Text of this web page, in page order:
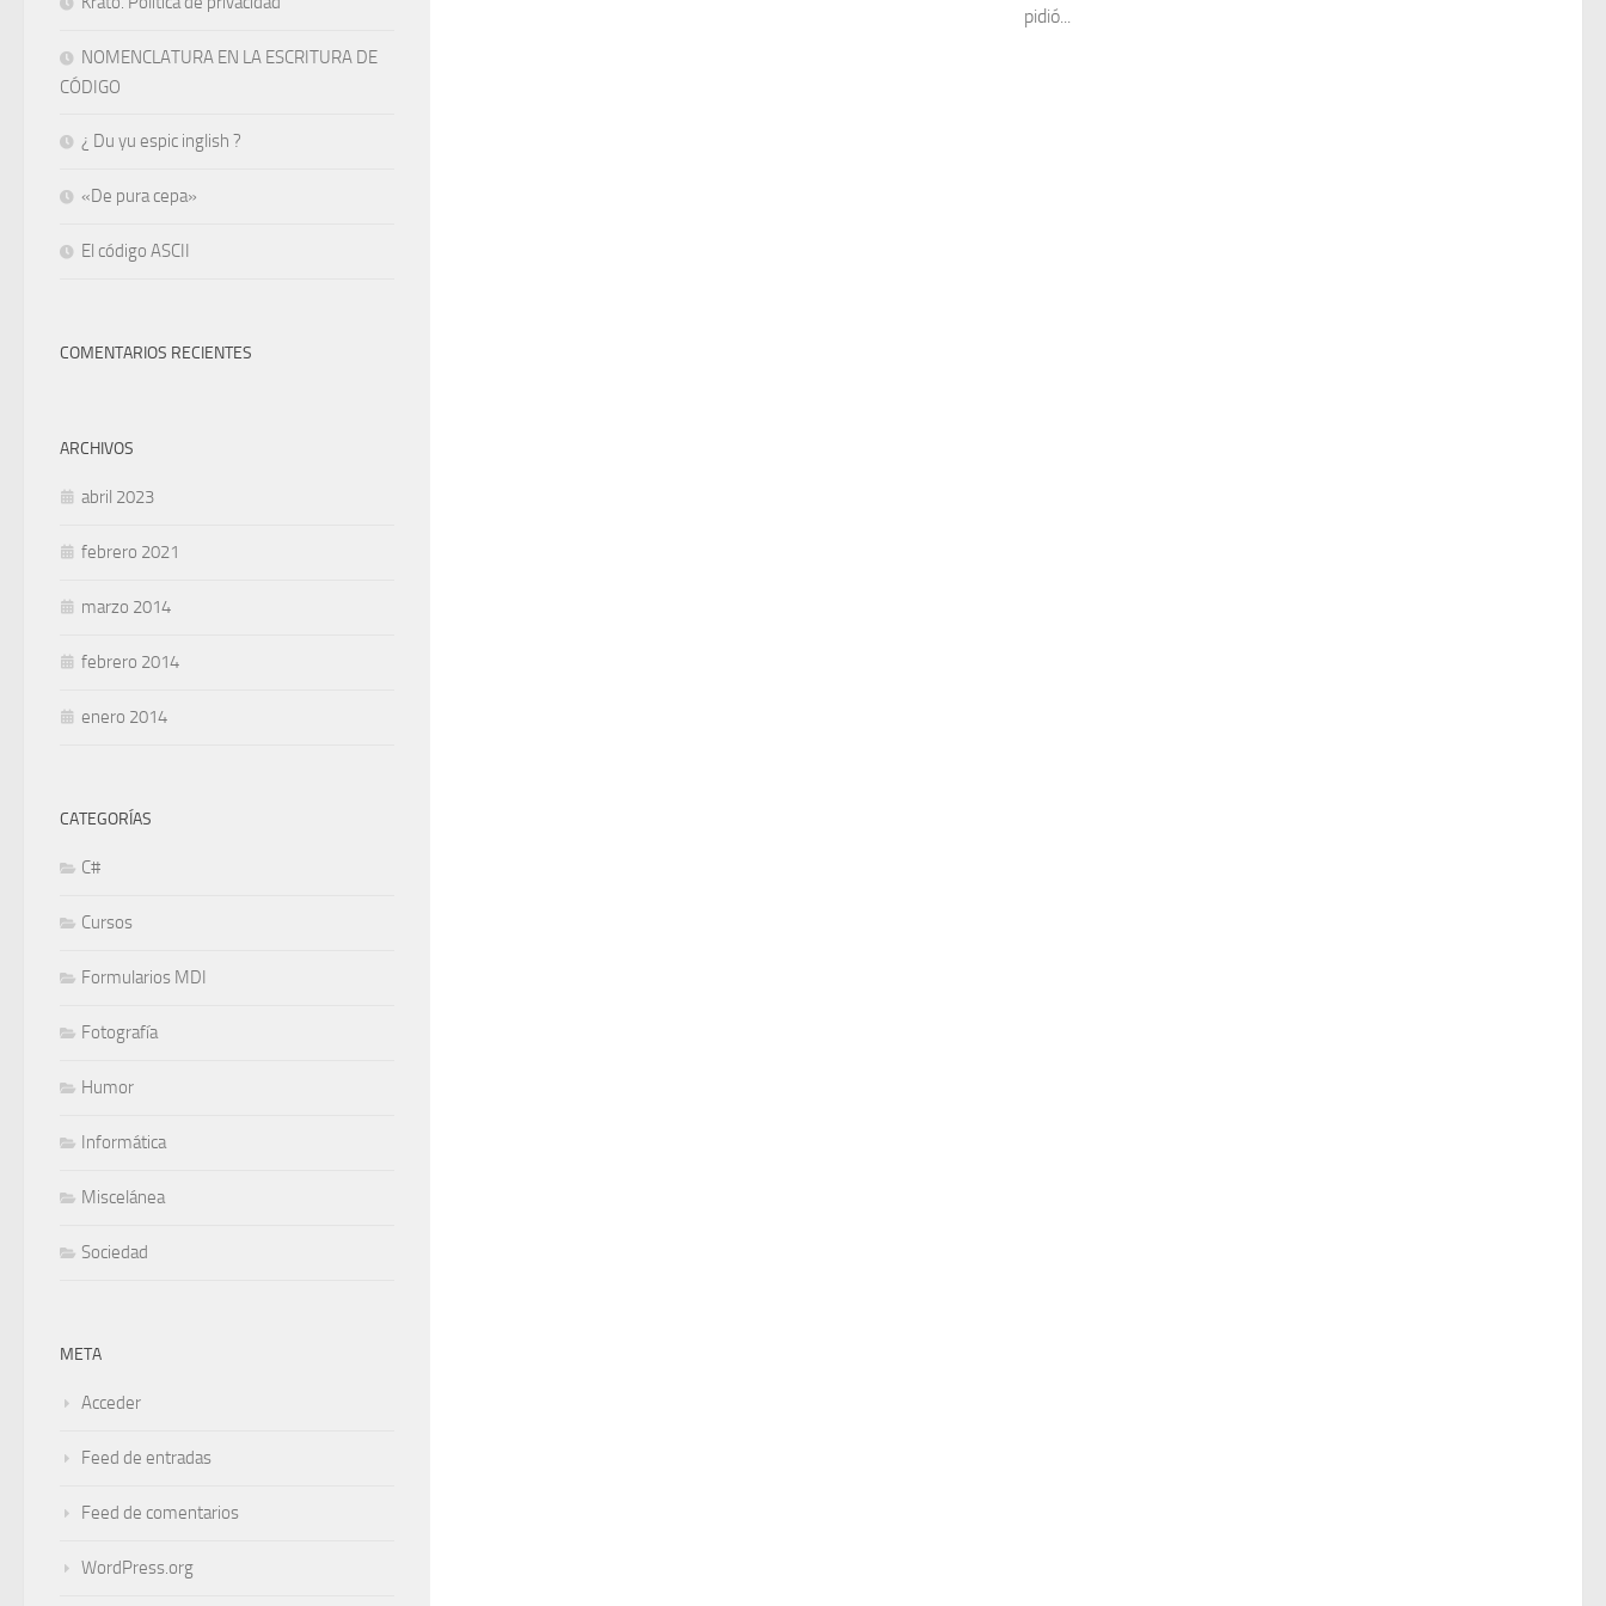
pidió...
NOMENCLATURA EN LA ESCRITURA DE
CÓDIGO
¿ Du yu espic inglish ?
«De pura cepa»
El código ASCII
COMENTARIOS RECIENTES
ARCHIVOS
abril 2023
febrero 2021
marzo 2014
febrero 2014
enero 2014
CATEGORÍAS
C#
Cursos
Formularios MDI
Fotografía
Humor
Informática
Miscelánea
Sociedad
META
Acceder
Feed de entradas
Feed de comentarios
WordPress.org